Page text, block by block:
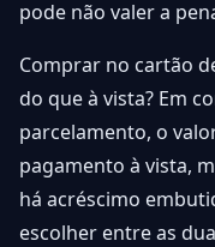
pode não valer a
Comprar no cartão
do que à vista? Em
parcelamento, o
pagamento à vista,
há acréscimo
escolher entre as